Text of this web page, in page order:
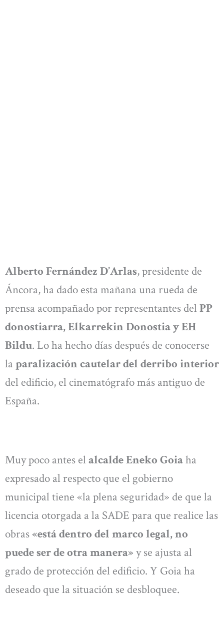
Alberto Fernández D’Arlas, presidente de
Áncora, ha dado esta mañana una rueda de
prensa acompañado por representantes del PP
donostiarra, Elkarrekin Donostia y EH
Bildu. Lo ha hecho días después de conocerse
la paralización cautelar del derribo interior
del edificio, el cinematógrafo más antiguo de
España.
Muy poco antes el alcalde Eneko Goiaha
expresado al respecto que el gobierno
municipal tiene «la plena seguridad» de que la
licencia otorgada a la SADE para que realice las
obras«está dentro del marco legal, no
puede ser de otra manera» y se ajusta al
grado de protección del edificio. Y Goia ha
deseado que la situación se desbloquee.